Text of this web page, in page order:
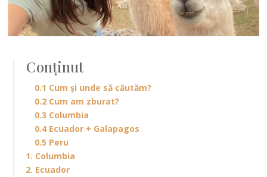
Conținut
0.1 Cum și unde să căutăm?
0.2 Cum am zburat?
0.3 Columbia
0.4 Ecuador + Galapagos
0.5 Peru
1. Columbia
2. Ecuador